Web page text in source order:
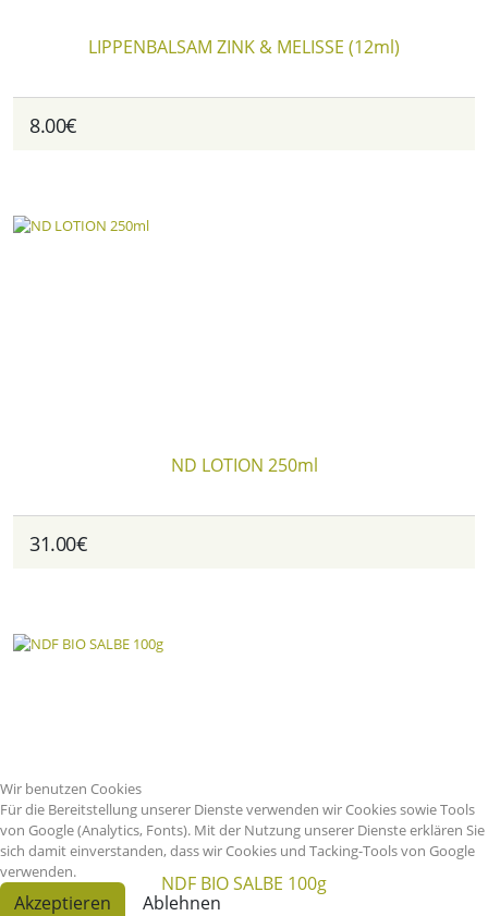
LIPPENBALSAM ZINK & MELISSE (12ml)
8.00€
ND LOTION 250ml
31.00€
NDF BIO SALBE 100g
Wir benutzen Cookies
Für die Bereitstellung unserer Dienste verwenden wir Cookies sowie Tools
von Google (Analytics, Fonts). Mit der Nutzung unserer Dienste erklären Sie
sich damit einverstanden, dass wir Cookies und Tacking-Tools von Google
verwenden.
Akzeptieren Ablehnen